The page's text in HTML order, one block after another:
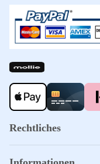
Rechtliches